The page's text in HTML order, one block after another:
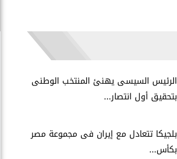
الرئيس السيسى يهنئ المنتخب الوطنى
بتحقيق أول انتصار...
بلجيكا تتعادل مع إيران فى مجموعة مصر
بكأس...